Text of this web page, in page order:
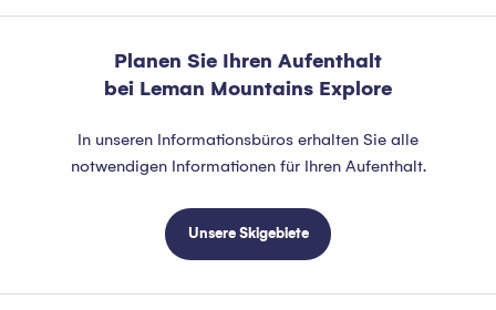
Planen Sie Ihren Aufenthalt
bei Leman Mountains Explore
In unseren Informationsbüros erhalten Sie alle
notwendigen Informationen für Ihren Aufenthalt.
Unsere Skigebiete